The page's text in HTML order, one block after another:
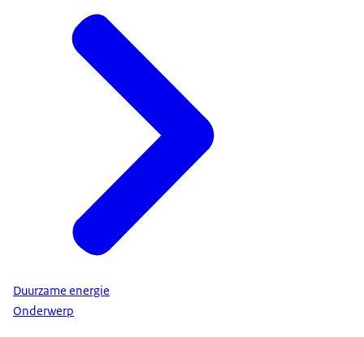
Duurzame energie
Onderwerp